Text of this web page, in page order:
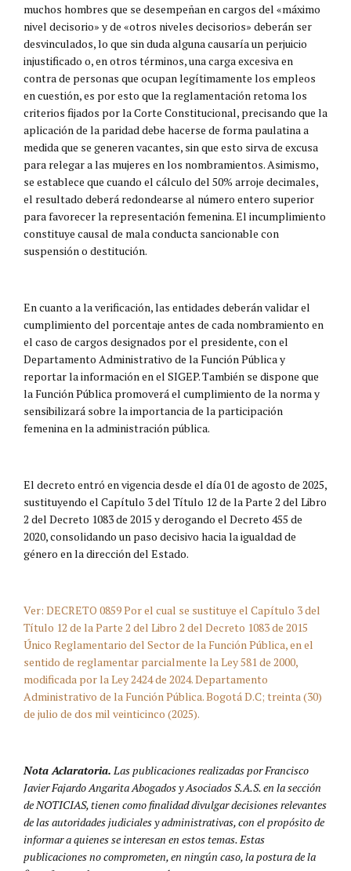
muchos hombres que se desempeñan en cargos del «máximo
nivel decisorio» y de «otros niveles decisorios» deberán ser
desvinculados, lo que sin duda alguna causaría un perjuicio
injustificado o, en otros términos, una carga excesiva en
contra de personas que ocupan legítimamente los empleos
en cuestión, es por esto que la reglamentación retoma los
criterios fijados por la Corte Constitucional, precisando que la
aplicación de la paridad debe hacerse de forma paulatina a
medida que se generen vacantes, sin que esto sirva de excusa
para relegar a las mujeres en los nombramientos. Asimismo,
se establece que cuando el cálculo del 50% arroje decimales,
el resultado deberá redondearse al número entero superior
para favorecer la representación femenina. El incumplimiento
constituye causal de mala conducta sancionable con
suspensión o destitución.
En cuanto a la verificación, las entidades deberán validar el
cumplimiento del porcentaje antes de cada nombramiento en
el caso de cargos designados por el presidente, con el
Departamento Administrativo de la Función Pública y
reportar la información en el SIGEP. También se dispone que
la Función Pública promoverá el cumplimiento de la norma y
sensibilizará sobre la importancia de la participación
femenina en la administración pública.
El decreto entró en vigencia desde el día 01 de agosto de 2025,
sustituyendo el Capítulo 3 del Título 12 de la Parte 2 del Libro
2 del Decreto 1083 de 2015 y derogando el Decreto 455 de
2020, consolidando un paso decisivo hacia la igualdad de
género en la dirección del Estado.
Ver: DECRETO 0859 Por el cual se sustituye el Capítulo 3 del
Título 12 de la Parte 2 del Libro 2 del Decreto 1083 de 2015
Único Reglamentario del Sector de la Función Pública, en el
sentido de reglamentar parcialmente la Ley 581 de 2000,
modificada por la Ley 2424 de 2024. Departamento
Administrativo de la Función Pública. Bogotá D.C; treinta (30)
de julio de dos mil veinticinco (2025).
Nota Aclaratoria. Las publicaciones realizadas por Francisco
Javier Fajardo Angarita Abogados y Asociados S.A.S. en la sección
de NOTICIAS, tienen como finalidad divulgar decisiones relevantes
de las autoridades judiciales y administrativas, con el propósito de
informar a quienes se interesan en estos temas. Estas
publicaciones no comprometen, en ningún caso, la postura de la